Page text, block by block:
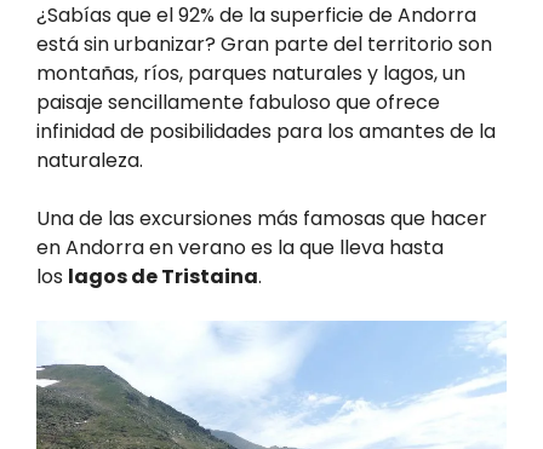
¿Sabías que el 92% de la superficie de Andorra
está sin urbanizar? Gran parte del territorio son
montañas, ríos, parques naturales y lagos, un
paisaje sencillamente fabuloso que ofrece
infinidad de posibilidades para los amantes de la
naturaleza.
Una de las excursiones más famosas que hacer
en Andorra en verano es la que lleva hasta
los lagos de Tristaina.